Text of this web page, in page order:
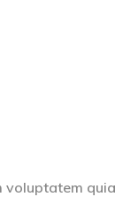
voluptatem